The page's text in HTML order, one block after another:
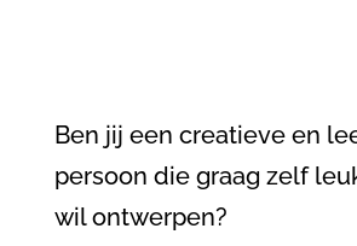
Ben jij een creatieve en
persoon die graag zelf
wil ontwerpen?